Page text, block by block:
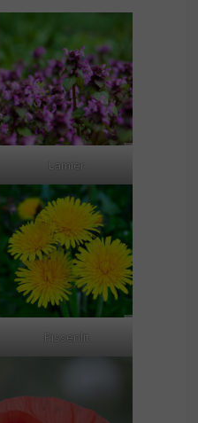
Lamier
Pissenlit